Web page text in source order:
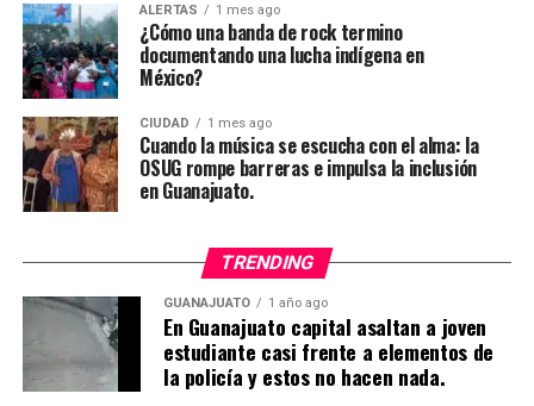
ALERTAS 1 mes ago
¿Cómo una banda de rock termino
documentando una lucha indígena en
México?
CIUDAD 1 mes ago
Cuando la música se escucha con el alma: la
OSUG rompe barreras e impulsa la inclusión
en Guanajuato.
TRENDING
GUANAJUATO 1 año ago
En Guanajuato capital asaltan a joven
estudiante casi frente a elementos de
la policía y estos no hacen nada.